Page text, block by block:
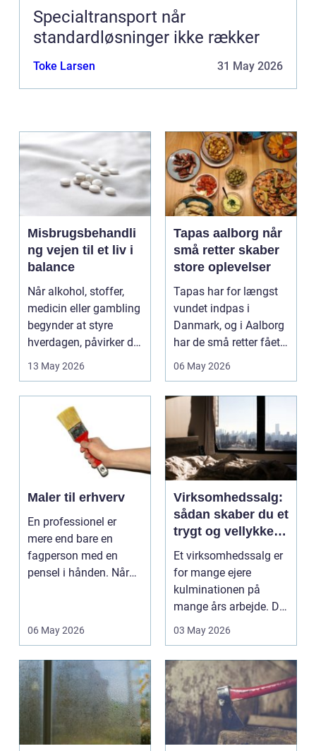
Specialtransport når
standardløsninger ikke rækker
Toke Larsen 31 May 2026
Misbrugsbehandli
ng vejen til et liv i
balance
Når alkohol, stoffer,
medicin eller gambling
begynder at styre
hverdagen, påvirker det
ikke kun pers...
13 May 2026
Tapas aalborg når
små retter skaber
store oplevelser
Tapas har for længst
vundet indpas i
Danmark, og i Aalborg
har de små retter fået
deres helt eget li...
06 May 2026
Maler til erhverv
En professionel er
mere end bare en
fagperson med en
pensel i hånden. Når
06 May 2026
Virksomhedssalg:
sådan skaber du et
trygt og vellykket
salg
Et virksomhedssalg er
for mange ejere
kulminationen på
mange års arbejde. Det
kan være en planlagt
03 May 2026